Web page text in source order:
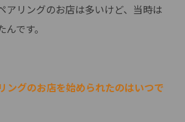
アリングのお店は多いけど、当時は
です。
ングのお店を始められたのはいつで